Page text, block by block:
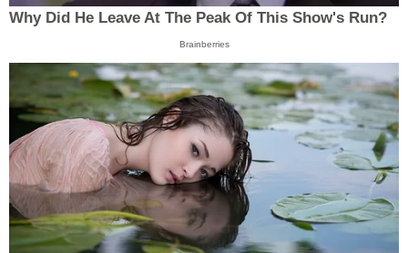
Why Did He Leave At The Peak Of This Show's Run?
Brainberries